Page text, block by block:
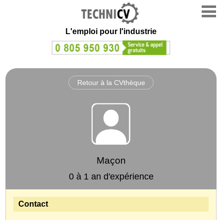
L'emploi pour l'industrie
Retour à la CVthèque
Maçon
0 à 1 an d'expérience
Contact